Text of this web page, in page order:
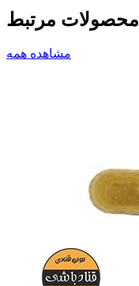
محصولات مرتبط
مشاهده همه